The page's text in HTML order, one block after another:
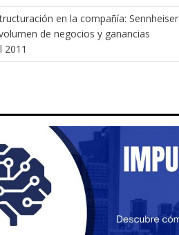
en la compañía: Sennheiser
de negocios y ganancias
2011